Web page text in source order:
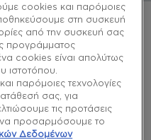
ημιμόνιμο
λάμπα
ατίθασο. Αυτό το
νυχιών μακράς
cookies και παρόμοιες
στη συσκευή
από την συσκευή σας
προγράμματος
cookies είναι απολύτως
ιστοτόπου.
παρόμοιες τεχνολογίες
σας, για
τις προτάσεις
προσαρμόσουμε το
σας ή να αναγνωρίσουμε
Δεδομένων